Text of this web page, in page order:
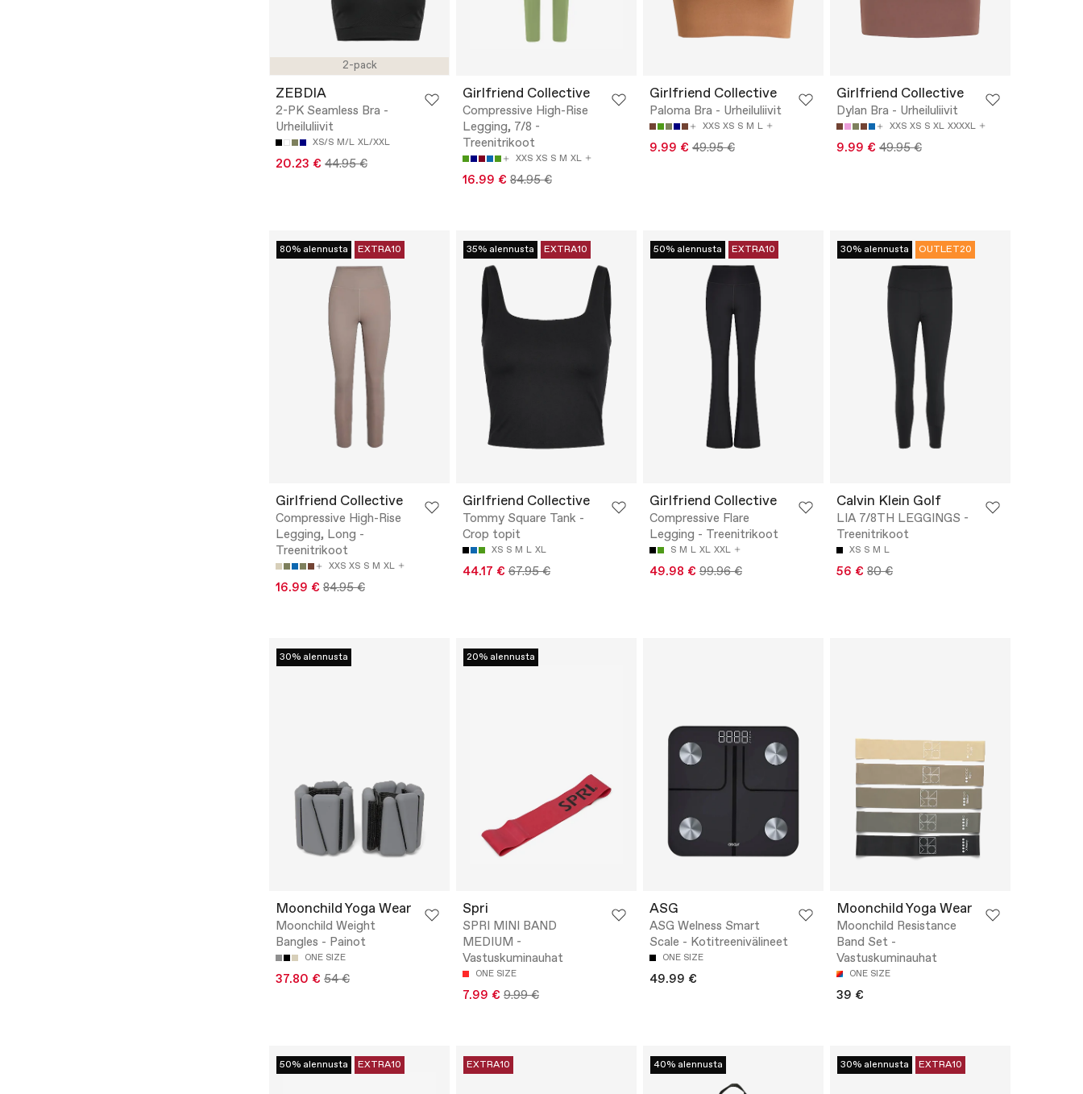
2-pack
ZEBDIA
2-PK Seamless Bra -
Urheiluliivit
XS/S M/L XL/XXL
20.23 € 44.95 €
Girlfriend Collective
Compressive High-Rise
Legging, 7/8 -
Treenitrikoot
XXS XS S M XL
16.99 € 84.95 €
Girlfriend Collective
Paloma Bra - Urheiluliivit
XXS XS S M L
9.99 € 49.95 €
Girlfriend Collective
Dylan Bra - Urheiluliivit
XXS XS S XL XXXXL
9.99 € 49.95 €
80% alennusta EXTRA10
Girlfriend Collective
Compressive High-Rise
Legging, Long -
Treenitrikoot
XXS XS S M XL
16.99 € 84.95 €
35% alennusta EXTRA10
Girlfriend Collective
Tommy Square Tank -
Crop topit
XS S M L XL
44.17 € 67.95 €
50% alennusta EXTRA10
Girlfriend Collective
Compressive Flare
Legging - Treenitrikoot
S M L XL XXL
49.98 € 99.96 €
30% alennusta OUTLET20
Calvin Klein Golf
LIA 7/8TH LEGGINGS -
Treenitrikoot
XS S M L
56 € 80 €
30% alennusta
Moonchild Yoga Wear
Moonchild Weight
Bangles - Painot
ONE SIZE
37.80 € 54 €
20% alennusta
Spri
SPRI MINI BAND
MEDIUM -
Vastuskuminauhat
ONE SIZE
7.99 € 9.99 €
ASG
ASG Welness Smart
Scale - Kotitreenivälineet
ONE SIZE
49.99 €
Moonchild Yoga Wear
Moonchild Resistance
Band Set -
Vastuskuminauhat
ONE SIZE
39 €
50% alennusta EXTRA10 EXTRA10 40% alennusta 30% alennusta EXTRA10